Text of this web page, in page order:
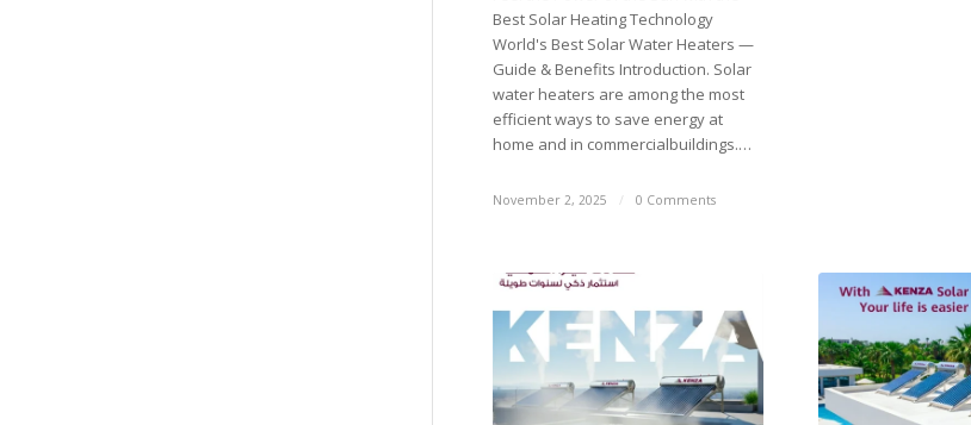
Best Solar Heating Technology
World's Best Solar Water Heaters —
Guide & Benefits Introduction. Solar
water heaters are among the most
efficient ways to save energy at
home and in commercialbuildings.…
November 2, 2025 / 0 Comments